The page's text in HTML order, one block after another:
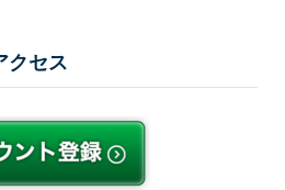
クセス